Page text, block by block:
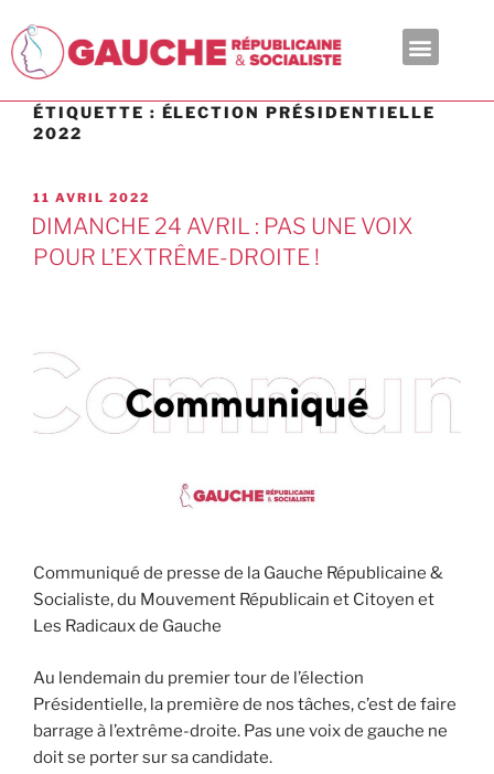
ÉTIQUETTE : ÉLECTION PRÉSIDENTIELLE
2022
11 AVRIL 2022
DIMANCHE 24 AVRIL : PAS UNE VOIX
POUR L’EXTRÊME-DROITE !
Communiqué de presse de la Gauche Républicaine &
Socialiste, du Mouvement Républicain et Citoyen et
Les Radicaux de Gauche
Au lendemain du premier tour de l’élection
Présidentielle, la première de nos tâches, c’est de faire
barrage à l’extrême-droite. Pas une voix de gauche ne
doit se porter sur sa candidate.